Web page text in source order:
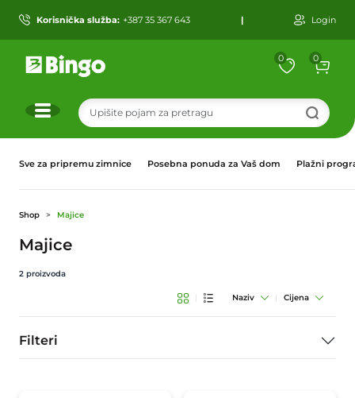
Korisnička služba: +387 35 367 643 | Login
0 0
Sve za pripremu zimnice Posebna ponuda za Vaš dom Plažni
Shop Majice
Majice
2 proizvoda
| Naziv | Cijena
Filteri